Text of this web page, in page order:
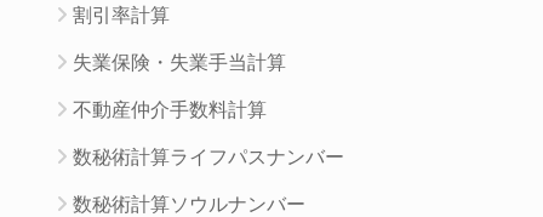
割引率計算
失業保険・失業手当計算
不動産仲介手数料計算
数秘術計算ライフパスナンバー
数秘術計算ソウルナンバー